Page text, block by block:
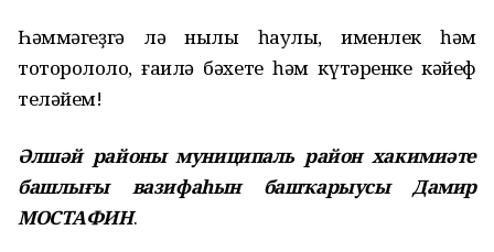
Һәммәгеҙгә лә ныҡлы һаулыҡ, именлек һәм
тотороҡлолоҡ, ғаилә бәхете һәм күтәренке кәйеф
теләйем!
Әлшәй районы муниципаль район хакимиәте
башлығы вазифаһын башҡарыусы Дамир
МОСТАФИН.